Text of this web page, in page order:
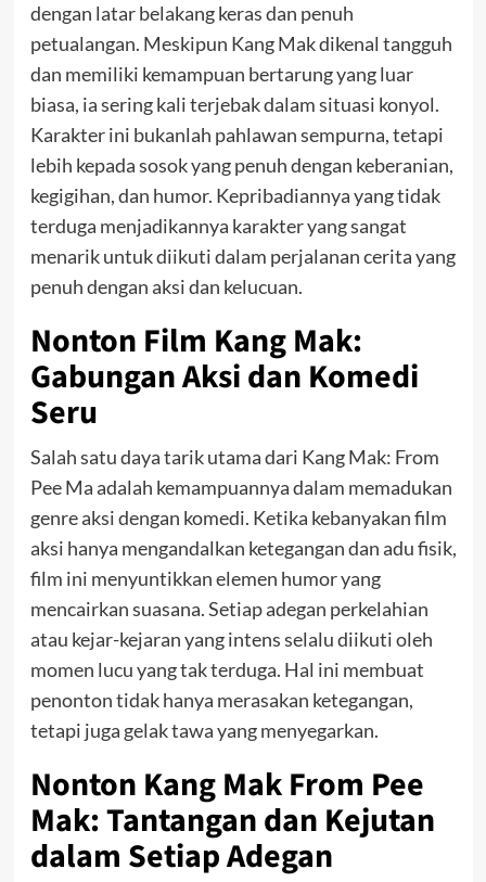
dengan latar belakang keras dan penuh
petualangan. Meskipun Kang Mak dikenal tangguh
dan memiliki kemampuan bertarung yang luar
biasa, ia sering kali terjebak dalam situasi konyol.
Karakter ini bukanlah pahlawan sempurna, tetapi
lebih kepada sosok yang penuh dengan keberanian,
kegigihan, dan humor. Kepribadiannya yang tidak
terduga menjadikannya karakter yang sangat
menarik untuk diikuti dalam perjalanan cerita yang
penuh dengan aksi dan kelucuan.
Nonton Film Kang Mak:
Gabungan Aksi dan Komedi
Seru
Salah satu daya tarik utama dari Kang Mak: From
Pee Ma adalah kemampuannya dalam memadukan
genre aksi dengan komedi. Ketika kebanyakan film
aksi hanya mengandalkan ketegangan dan adu fisik,
film ini menyuntikkan elemen humor yang
mencairkan suasana. Setiap adegan perkelahian
atau kejar-kejaran yang intens selalu diikuti oleh
momen lucu yang tak terduga. Hal ini membuat
penonton tidak hanya merasakan ketegangan,
tetapi juga gelak tawa yang menyegarkan.
Nonton Kang Mak From Pee
Mak: Tantangan dan Kejutan
dalam Setiap Adegan